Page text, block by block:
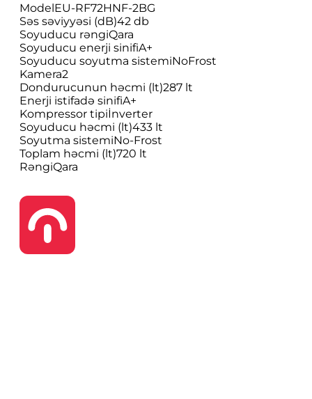
ModelEU-RF72HNF-2BG
Səs səviyyəsi (dB)42 db
Soyuducu rəngiQara
Soyuducu enerji sinifiA+
Soyuducu soyutma sistemiNoFrost
Kamera2
Dondurucunun həcmi (lt)287 lt
Enerji istifadə sinifiA+
Kompressor tipiİnverter
Soyuducu həcmi (lt)433 lt
Soyutma sistemiNo-Frost
Toplam həcmi (lt)720 lt
RəngiQara